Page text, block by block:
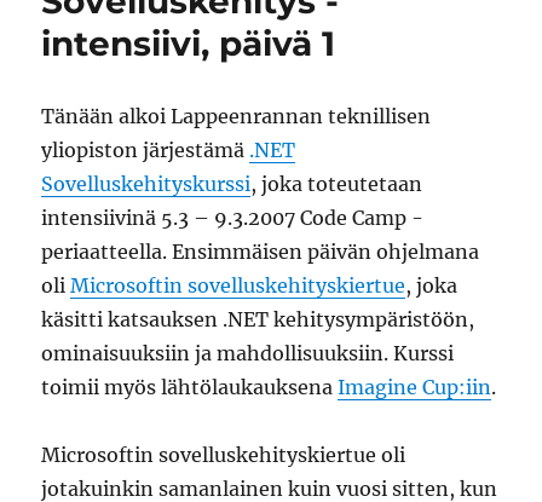
intensiivi, päivä 1
Tänään alkoi Lappeenrannan teknillisen
yliopiston järjestämä .NET
Sovelluskehityskurssi, joka toteutetaan
intensiivinä 5.3 – 9.3.2007 Code Camp -
periaatteella. Ensimmäisen päivän ohjelmana
oliMicrosoftin sovelluskehityskiertue, joka
käsitti katsauksen .NET kehitysympäristöön,
ominaisuuksiin ja mahdollisuuksiin. Kurssi
toimii myös lähtölaukauksenaImagine Cup:iin.
Microsoftin sovelluskehityskiertue oli
jotakuinkin samanlainen kuin vuosi sitten, kun